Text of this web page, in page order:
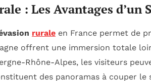
: Les Avantages
rurale en France permet de
offrent une immersion totale
Rhône-Alpes, les visiteurs
des panoramas à couper le